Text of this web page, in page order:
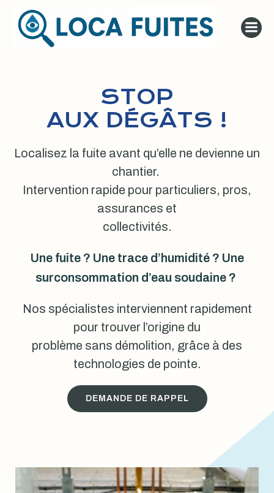
au
contenu
STOP
AUX DÉGÂTS !
Localisez la fuite avant qu’elle ne devienne un
chantier.
Intervention rapide pour particuliers, pros,
assurances et
collectivités.
Une fuite ? Une trace d’humidité ? Une
surconsommation d’eau soudaine ?
Nos spécialistes interviennent rapidement
pour trouver l’origine du
problème sans démolition, grâce à des
technologies de pointe.
DEMANDE DE RAPPEL